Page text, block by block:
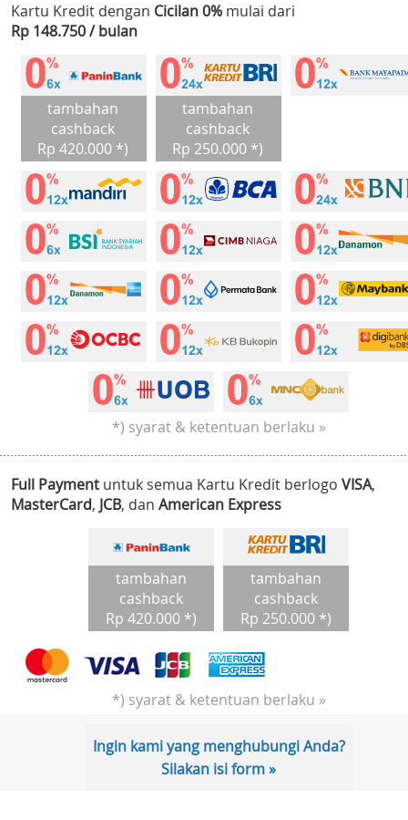
Kartu Kredit dengan Cicilan 0% mulai dari
Rp 148.750 / bulan
tambahan
cashback
Rp 420.000 *)
tambahan
cashback
Rp 250.000 *)
*) syarat & ketentuan berlaku »
Full Payment untuk semua Kartu Kredit berlogo VISA,
MasterCard, JCB, dan American Express
tambahan
cashback
Rp 420.000 *)
tambahan
cashback
Rp 250.000 *)
*) syarat & ketentuan berlaku »
Ingin kami yang menghubungi Anda?
Silakan isi form »